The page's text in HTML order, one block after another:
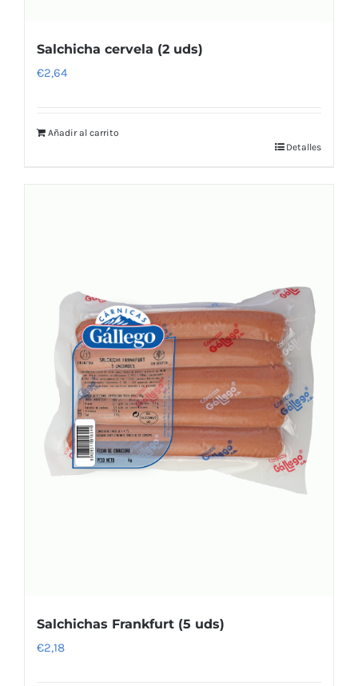
Salchicha cervela (2 uds)
€2,64
Añadir al carrito
Detalles
Salchichas Frankfurt (5 uds)
€2,18